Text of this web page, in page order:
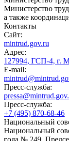
Министерство
а также
Контакты
Сайт:
mintrud.gov.ru
Адрес:
127994, ГСП-4, г.
E-mail:
Пресс-служба:
Пресс-служба:
+7 (495) 870-68-46
Национальный
Национальный
года № 249.